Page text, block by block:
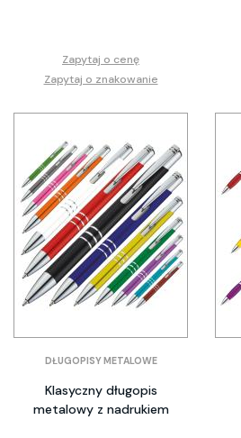
Zapytaj o cenę
Zapytaj o znakowanie
DŁUGOPISY METALOWE
Klasyczny długopis
metalowy z nadrukiem